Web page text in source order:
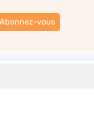
Abonnez-vous